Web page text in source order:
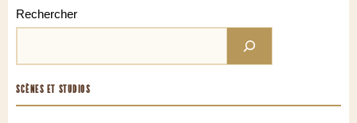
Rechercher
SCÈNES ET STUDIOS